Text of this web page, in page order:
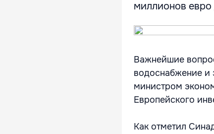
миллионов
Важнейшие
водоснабжение и
министром
Европейского
Как отметил